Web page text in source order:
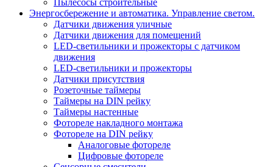
Энергосбережение и автоматика. Управление светом.
Датчики движения уличные
Датчики движения для помещений
LED-светильники и прожекторы с датчиком
движения
LED-светильники и прожекторы
Датчики присутствия
Розеточные таймеры
Таймеры на DIN рейку
Таймеры настенные
Фотореле накладного монтажа
Фотореле на DIN рейку
Аналоговые фотореле
Цифровые фотореле